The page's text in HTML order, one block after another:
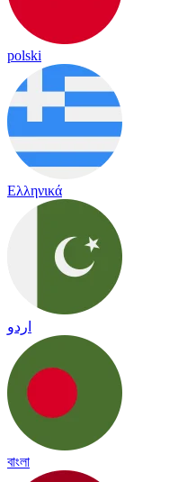
polski
Ελληνικά
اردو
বাংলা